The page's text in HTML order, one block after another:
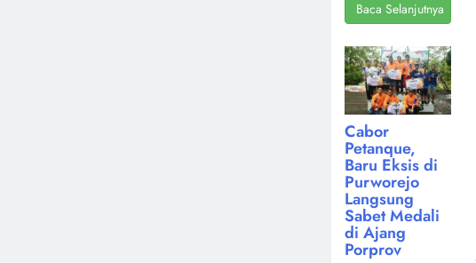
Baca Selanjutnya
Cabor
Petanque,
Baru Eksis di
Purworejo
Langsung
Sabet Medali
di Ajang
Porprov